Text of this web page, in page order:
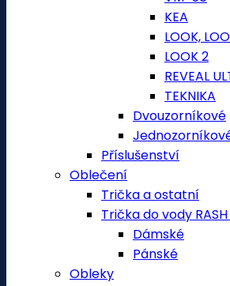
KEA
LOOK,
LOOK 2
REVEAL
TEKNIKA
Dvouzorníkové
Příslušenství
Oblečení
Trička a ostatní
Trička do vody RASH
Dámské
Pánské
Obleky